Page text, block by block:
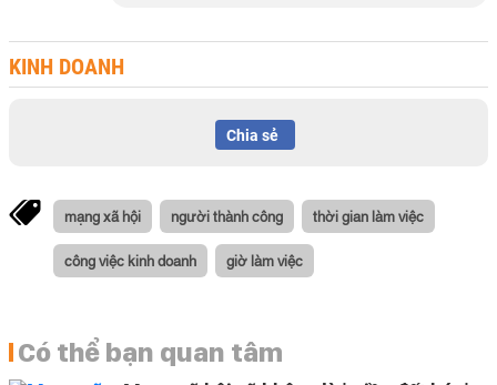
KINH DOANH
Chia sẻ
mạng xã hội người thành công thời gian làm việc
công việc kinh doanh giờ làm việc
Có thể bạn quan tâm